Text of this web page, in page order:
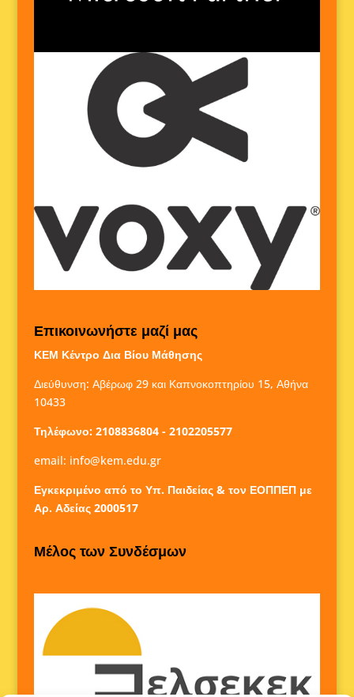
Επικοινωνήστε μαζί μας
ΚΕΜ Κέντρο Δια Βίου Μάθησης
Διεύθυνση: Αβέρωφ 29 και Καπνοκοπτηρίου 15, Αθήνα
10433
Τηλέφωνο: 2108836804 - 2102205577
email: info@kem.edu.gr
Εγκεκριμένο από το Υπ. Παιδείας & τον ΕΟΠΠΕΠ με
Αρ. Αδείας 2000517
Μέλος των Συνδέσμων